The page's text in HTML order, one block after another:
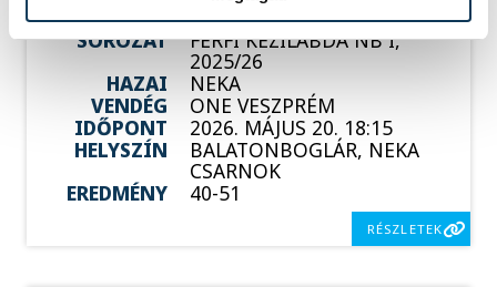
SOROZAT FÉRFI KÉZILABDA NB I,
2025/26
HAZAI
NEKA
VENDÉG
ONE VESZPRÉM
IDŐPONT
2026. MÁJUS 20. 18:15
HELYSZÍN
BALATONBOGLÁR, NEKA
CSARNOK
EREDMÉNY
40-51
RÉSZLETEK